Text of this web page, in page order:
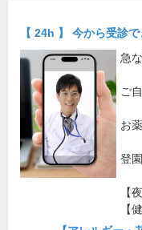
【 24h 】 今から受診で
急
ご
お
登
【
【